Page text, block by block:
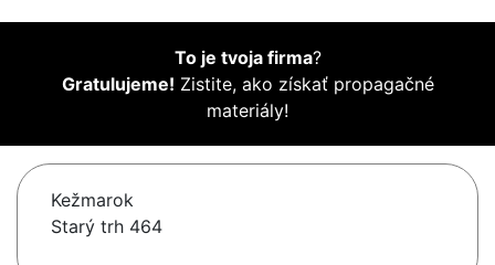
To je tvoja firma?
Gratulujeme! Zistite, ako získať propagačné
materiály!
Kežmarok
Starý trh 464